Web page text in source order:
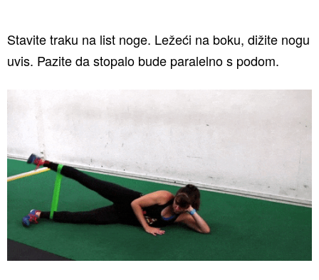
Stavite traku na list noge. Ležeći na boku, dižite nogu
uvis. Pazite da stopalo bude paralelno s podom.